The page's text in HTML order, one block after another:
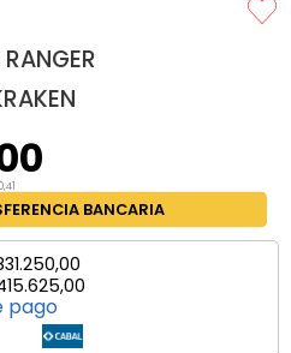
,41
BANCARIA
.250,00
.625,00
pago